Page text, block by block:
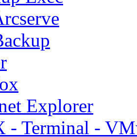
Explorer
- Terminal -